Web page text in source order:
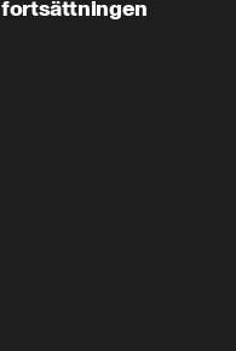
fortsättningen